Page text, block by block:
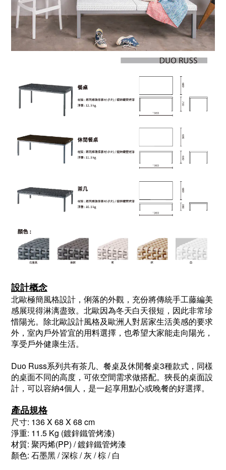
設計概念
北歐極簡風格設計，俐落的外觀，充份將傳統手工藤編美
感展現得淋漓盡致。北歐因為冬天白天很短，因此非常珍
惜陽光。除北歐設計風格及歐洲人對居家生活美感的要求
外，室內戶外皆宜的用料選擇，也希望大家能走向陽光，
享受戶外健康生活。
Duo Russ系列共有茶几、餐桌及休閒餐桌3種款式，同樣
的桌面不同的高度，可依空間需求做搭配。狹長的桌面設
計，可以容納4個人，是一起享用點心或晚餐的好選擇。
產品規格
尺寸: 136 X 68 X 68 cm
淨重: 11.5 Kg (鍍鋅鐵管烤漆)
材質: 聚丙烯(PP) / 鍍鋅鐵管烤漆
顏色: 石墨黑 / 深棕 / 灰 / 棕 / 白